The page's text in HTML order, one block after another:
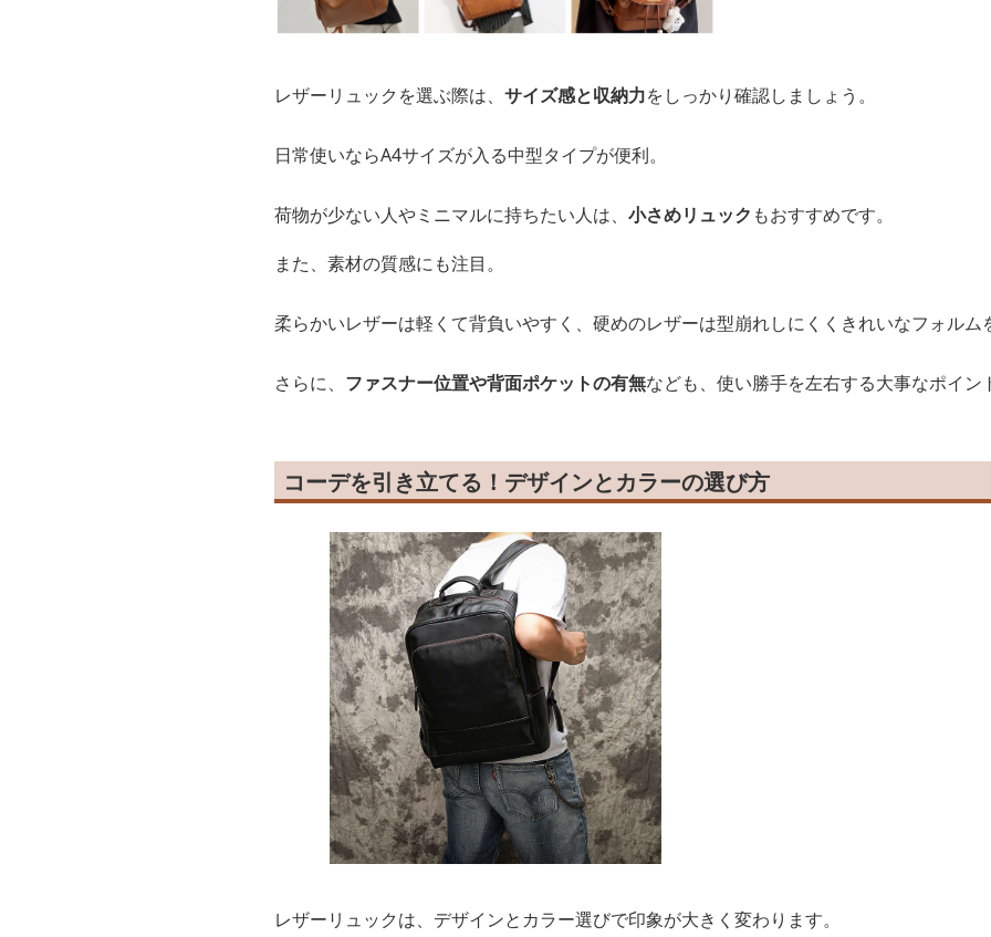
レザーリュックを選ぶ際は、 サイズ感と収納力をしっかり確認しましょう。
日常使いならA4サイズが入る中型タイプが便利。
荷物が少ない人やミニマルに持ちたい人は、 小さめリュック もおすすめです。
また、素材の質感にも注目。
柔らかいレザーは軽くて背負いやすく、硬めのレザーは型崩れしにくくきれいなフォルム
さらに、 ファスナー位置や背面ポケットの有無なども、使い勝手を左右する大事なポイン
コーデを引き立てる！デザインとカラーの選び方
レザーリュックは、デザインとカラー選びで印象が大きく変わります。